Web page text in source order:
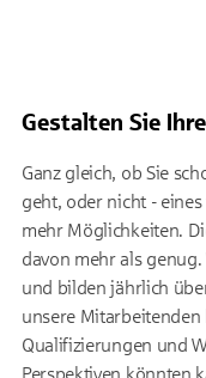
Gestalten Sie
Ganz gleich, ob Sie
geht, oder nicht -
mehr Möglichkeiten.
davon mehr als
und bilden jährlich
unsere Mitarbeitenden
Qualifizierungen und
Perspektiven könnten